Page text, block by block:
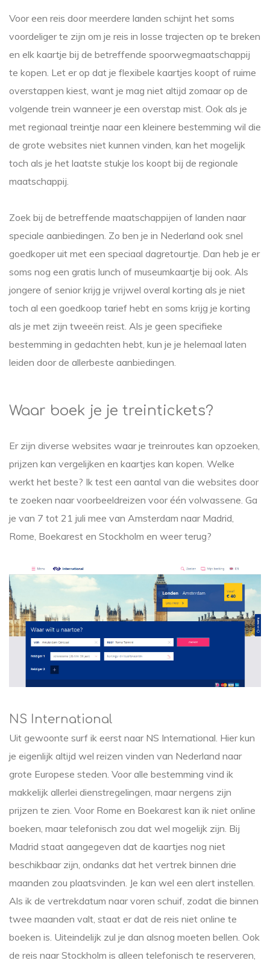
Voor een reis door meerdere landen schijnt het soms
voordeliger te zijn om je reis in losse trajecten op te breken
en elk kaartje bij de betreffende spoorwegmaatschappij
te kopen. Let er op dat je flexibele kaartjes koopt of ruime
overstappen kiest, want je mag niet altijd zomaar op de
volgende trein wanneer je een overstap mist. Ook als je
met regionaal treintje naar een kleinere bestemming wil die
de grote websites niet kunnen vinden, kan het mogelijk
toch als je het laatste stukje los koopt bij de regionale
maatschappij.
Zoek bij de betreffende maatschappijen of landen naar
speciale aanbiedingen. Zo ben je in Nederland ook snel
goedkoper uit met een speciaal dagretourtje. Dan heb je er
soms nog een gratis lunch of museumkaartje bij ook. Als
jongere of senior krijg je vrijwel overal korting als je niet
toch al een goedkoop tarief hebt en soms krijg je korting
als je met zijn tweeën reist. Als je geen specifieke
bestemming in gedachten hebt, kun je je helemaal laten
leiden door de allerbeste aanbiedingen.
Waar boek je je treintickets?
Er zijn diverse websites waar je treinroutes kan opzoeken,
prijzen kan vergelijken en kaartjes kan kopen. Welke
werkt het beste? Ik test een aantal van die websites door
te zoeken naar voorbeeldreizen voor één volwassene. Ga
je van 7 tot 21 juli mee van Amsterdam naar Madrid,
Rome, Boekarest en Stockholm en weer terug?
NS International
Uit gewoonte surf ik eerst naar NS International. Hier kun
je eigenlijk altijd wel reizen vinden van Nederland naar
grote Europese steden. Voor alle bestemming vind ik
makkelijk allerlei dienstregelingen, maar nergens zijn
prijzen te zien. Voor Rome en Boekarest kan ik niet online
boeken, maar telefonisch zou dat wel mogelijk zijn. Bij
Madrid staat aangegeven dat de kaartjes nog niet
beschikbaar zijn, ondanks dat het vertrek binnen drie
maanden zou plaatsvinden. Je kan wel een alert instellen.
Als ik de vertrekdatum naar voren schuif, zodat die binnen
twee maanden valt, staat er dat de reis niet online te
boeken is. Uiteindelijk zul je dan alsnog moeten bellen. Ook
de reis naar Stockholm is alleen telefonisch te reserveren,